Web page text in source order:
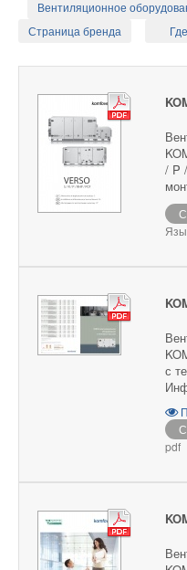
Вентиляционное
Страница бренда
/ P
с
pdf